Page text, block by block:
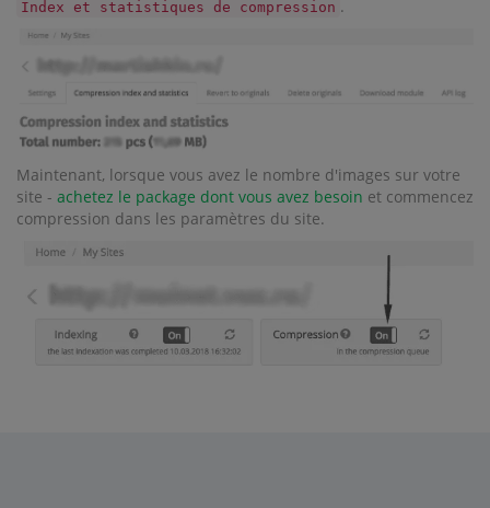
Index et statistiques de compression .
Maintenant, lorsque vous avez le nombre d'images sur votre
site - achetez le package dont vous avez besoin et commencez
compression dans les paramètres du site.